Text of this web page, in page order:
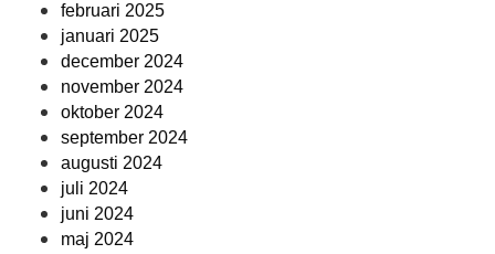
februari 2025
januari 2025
december 2024
november 2024
oktober 2024
september 2024
augusti 2024
juli 2024
juni 2024
maj 2024